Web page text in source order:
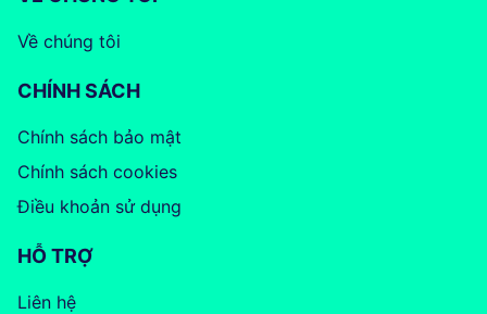
Về chúng tôi
CHÍNH SÁCH
Chính sách bảo mật
Chính sách cookies
Điều khoản sử dụng
HỖ TRỢ
Liên hệ